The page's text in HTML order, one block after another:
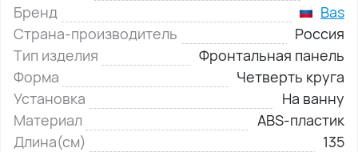
Бренд
Bas
Страна-производитель
Россия
Тип изделия
Фронтальная панель
Форма
Четверть круга
Установка
На ванну
Материал
ABS-пластик
Длина(см)
135